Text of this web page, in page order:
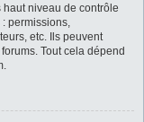
niveau de contrôle
permissions,
etc. Ils peuvent
Tout cela dépend